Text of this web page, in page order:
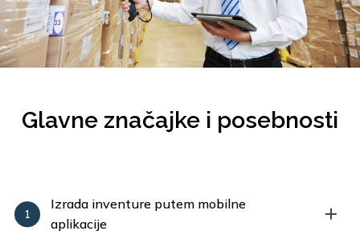
Glavne značajke i posebnosti
Izrada inventure putem mobilne
aplikacije